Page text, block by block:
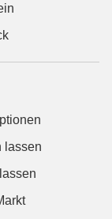
lassen